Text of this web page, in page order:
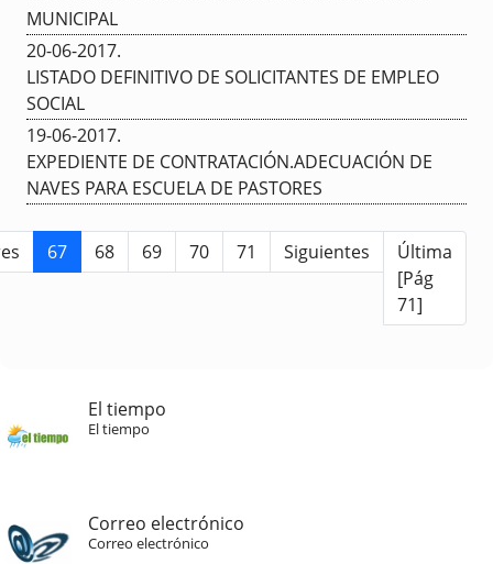
MUNICIPAL
20-06-2017.
LISTADO DEFINITIVO DE SOLICITANTES DE EMPLEO
SOCIAL
19-06-2017.
EXPEDIENTE DE CONTRATACIÓN.ADECUACIÓN DE
NAVES PARA ESCUELA DE PASTORES
67 68 69 70 71 Siguientes
Última
[Pág
71]
El tiempo
El tiempo
Correo electrónico
Correo electrónico